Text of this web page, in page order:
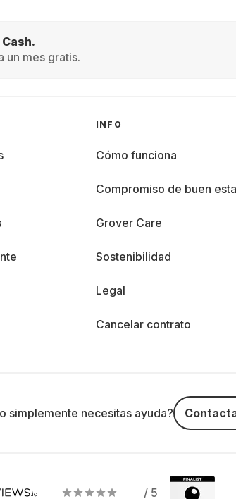
un mes gratis.
INFO
Cómo funciona
Compromiso de buen
Grover Care
Sostenibilidad
Legal
Cancelar contrato
simplemente necesitas ayuda?
/ 5